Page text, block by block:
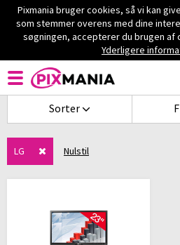
Pixmania bruger cookies, så vi kan
som stemmer overens med dine
søgningen, accepterer du brugen af
Yderligere
IT & TABLETTER
SKÆRM 20 - 23'' LG
Sorter
LG Nulstil